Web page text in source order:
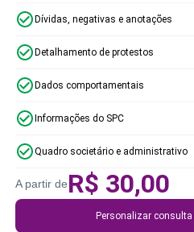
Dívidas, negativas e anotações
Detalhamento de protestos
Dados comportamentais
Informações do SPC
Quadro societário e administrativo
A partir deR$ 30,00
Personalizar consulta